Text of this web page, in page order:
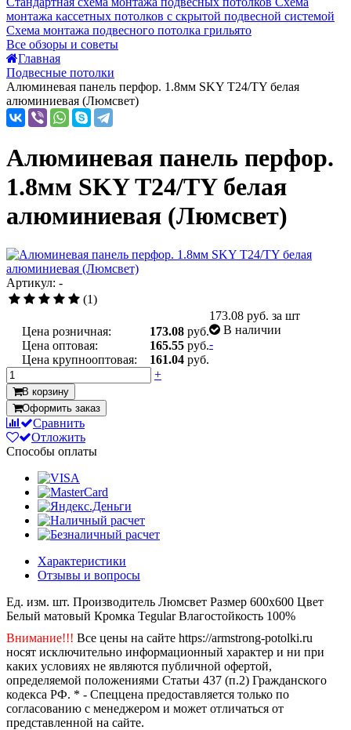
монтажа кассетных потолков с скрытой подвесной системой
Схема монтажа подвесного потолка грильято
Все обзоры и советы
Главная
Подвесные потолки
Алюминевая панель перфор. 1.8мм SKY T24/TY белая
алюминиевая (Люмсвет)
Алюминевая панель перфор.
1.8мм SKY T24/TY белая
алюминиевая (Люмсвет)
Артикул: -
(1)
Цена розничная: 173.08 руб.
Цена оптовая:
165.55 руб.
Цена крупнооптовая:
161.04 руб.
173.08 руб. за шт
В наличии
-
+
В корзину
Оформить заказ
Сравнить
Отложить
Способы оплаты
Характеристики
Отзывы и вопросы
Ед. изм. шт. Производитель Люмсвет Размер 600х600 Цвет
Белый матовый Кромка Tegular Влагостойкость 100%
Внимание!!! Все цены на сайте https://armstrong-potolki.ru
носят исключительно информационный характер и ни при
каких условиях не являются публичной офертой,
определяемой положениями Статьи 437 (п.2) Гражданского
кодекса РФ. * - Спеццена предоставляется только по
согласованию с менеджером и может отличаться от
представленной на сайте.